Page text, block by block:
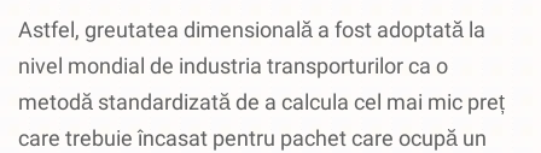
Astfel, greutatea dimensională a fost adoptată la
nivel mondial de industria transporturilor ca o
metodă standardizată de a calcula cel mai mic preț
care trebuie încasat pentru pachet care ocupă un